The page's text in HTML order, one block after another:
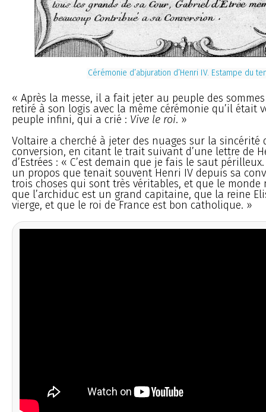
Cérémonie d’abjuration d’Henri IV. Estampe du
« Après la messe, il a fait jeter au peuple des sommes
retiré à son logis avec la même cérémonie qu’il était
peuple infini, qui a crié : Vive le roi. »
Voltaire a cherché à jeter des nuages sur la sincérité
conversion, en citant le trait suivant d’une lettre de
d’Estrées : « C’est demain que je fais le saut
un propos que tenait souvent Henri IV depuis sa
trois choses qui sont très véritables, et que le monde
que l’archiduc est un grand capitaine, que la reine
vierge, et que le roi de France est bon catholique. »